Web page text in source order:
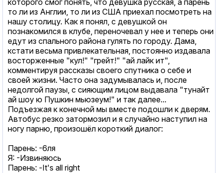
то ли из Англии, то ли из США приехал посмотреть на
нашу столицу. Как я понял, с девушкой он
познакомился в клубе, переночевал у нее и теперь они
едут из спального района гулять по городу. Дама,
кстати весьма привлекательная, постоянно издавала
восторженные "кул!" "грейт!" "ай лайк ит",
комментируя рассказы своего спутника о себе и
своей жизни. Часто она задумывалась и, после
недолгой паузы, с сияющим лицом выдавала "тунайт
ай шоу ю Пушкин мьюзеум!" и так далее...
Подъезжая к конечной мы вместе подошли к дверям.
Автобус резко затормозил и я случайно наступил на
ногу парню, произошёл короткий диалог:
Парень: -6ля
Я: -Извиняюсь
Парень: -It's all right